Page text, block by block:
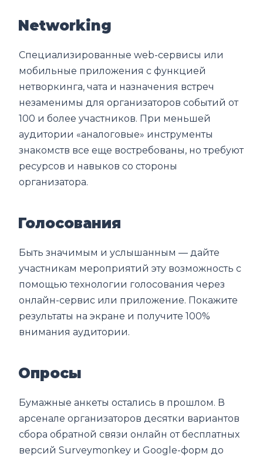
Networking
Специализированные web-сервисы или
мобильные приложения с функцией
нетворкинга, чата и назначения встреч
незаменимы для организаторов событий от
100 и более участников. При меньшей
аудитории «аналоговые» инструменты
знакомств все еще востребованы, но требуют
ресурсов и навыков со стороны
организатора.
Голосования
Быть значимым и услышанным ― дайте
участникам мероприятий эту возможность с
помощью технологии голосования через
онлайн-сервис или приложение. Покажите
результаты на экране и получите 100%
внимания аудитории.
Опросы
Бумажные анкеты остались в прошлом. В
арсенале организаторов десятки вариантов
сбора обратной связи онлайн от бесплатных
версий Surveymonkey и Google-форм до